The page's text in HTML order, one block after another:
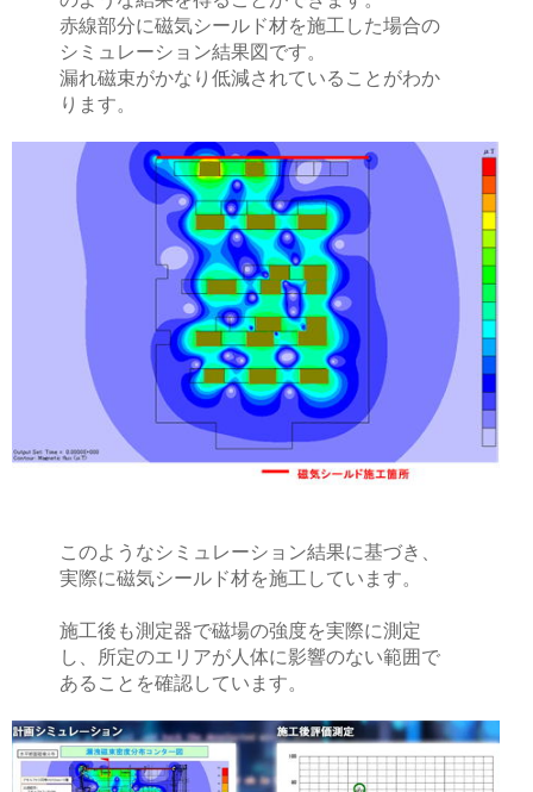
赤線部分に磁気シールド材を施工した場合の
シミュレーション結果図です。
漏れ磁束がかなり低減されていることがわか
ります。
このようなシミュレーション結果に基づき、
実際に磁気シールド材を施工しています。
施工後も測定器で磁場の強度を実際に測定
し、所定のエリアが人体に影響のない範囲で
あることを確認しています。